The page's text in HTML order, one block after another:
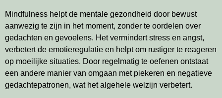
Mindfulness helpt de mentale gezondheid door bewust
aanwezig te zijn in het moment, zonder te oordelen over
gedachten en gevoelens. Het vermindert stress en angst,
verbetert de emotieregulatie en helpt om rustiger te reageren
op moeilijke situaties. Door regelmatig te oefenen ontstaat
een andere manier van omgaan met piekeren en negatieve
gedachtepatronen, wat het algehele welzijn verbetert.